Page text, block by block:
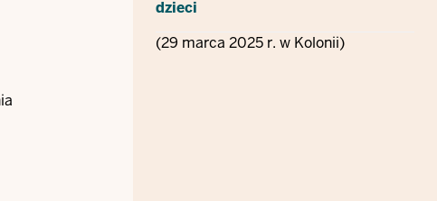
dzieci
(29 marca 2025 r. w Kolonii)